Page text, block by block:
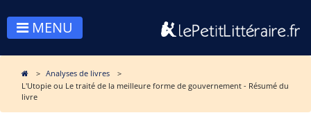
MENU
Analyses de livres
L'Utopie ou Le traité de la meilleure forme de gouvernement - Résumé du
livre